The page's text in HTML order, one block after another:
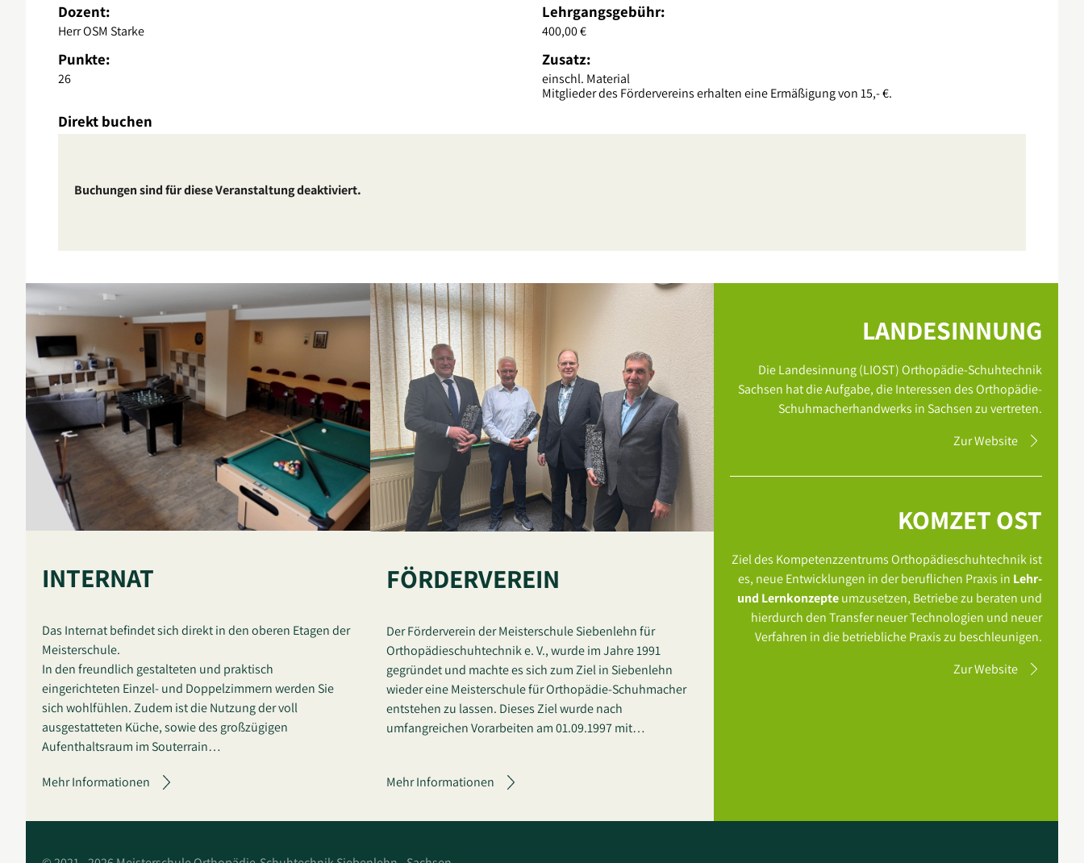
Dozent:
Herr OSM Starke
Lehrgangsgebühr:
400,00 €
Punkte:
26
Zusatz:
einschl. Material
Mitglieder des Fördervereins erhalten eine Ermäßigung von 15,- €.
Direkt buchen
Buchungen sind für diese Veranstaltung deaktiviert.
INTERNAT
Das Internat befindet sich direkt in den oberen Etagen der
Meisterschule.
In den freundlich gestalteten und praktisch
eingerichteten Einzel- und Doppelzimmern werden Sie
sich wohlfühlen. Zudem ist die Nutzung der voll
ausgestatteten Küche, sowie des großzügigen
Aufenthaltsraum im Souterrain…
Mehr Informationen
FÖRDERVEREIN
Der Förderverein der Meisterschule Siebenlehn für
Orthopädieschuhtechnik e. V., wurde im Jahre 1991
gegründet und machte es sich zum Ziel in Siebenlehn
wieder eine Meisterschule für Orthopädie-Schuhmacher
entstehen zu lassen. Dieses Ziel wurde nach
umfangreichen Vorarbeiten am 01.09.1997 mit…
Mehr Informationen
LANDESINNUNG
Die Landesinnung (LIOST) Orthopädie-Schuhtechnik
Sachsen hat die Aufgabe, die Interessen des Orthopädie-
Schuhmacherhandwerks in Sachsen zu vertreten.
Zur Website
KOMZET OST
Ziel des Kompetenzzentrums Orthopädieschuhtechnik ist
es, neue Entwicklungen in der beruflichen Praxis in Lehr-
und Lernkonzepteumzusetzen, Betriebe zu beraten und
hierdurch den Transfer neuer Technologien und neuer
Verfahren in die betriebliche Praxis zu beschleunigen.
Zur Website